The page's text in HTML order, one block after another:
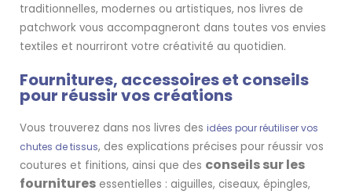
traditionnelles, modernes ou artistiques, nos livres de
patchwork vous accompagneront dans toutes vos envies
textiles et nourriront votre créativité au quotidien.
Fournitures, accessoires et conseils
pour réussir vos créations
Vous trouverez dans nos livres des idées pour réutiliser vos
chutes de tissus, des explications précises pour réussir vos
coutures et finitions, ainsi que des conseils sur les
fournitures essentielles : aiguilles, ciseaux, épingles,